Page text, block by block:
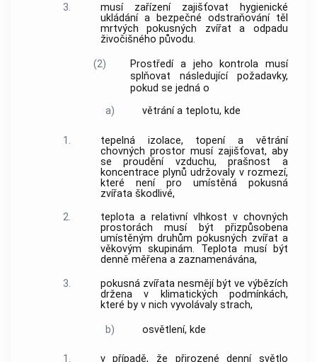
3.
musí zařízenízajišťovat hygienické
ukládání a bezpečné odstraňování těl
mrtvýchpokusných zvířat a odpadu
živočišného původu.
(2)
Prostředí a jeho kontrola musí
splňovat následující požadavky,
pokud se jedná o
a)
větrání a teplotu, kde
1.
tepelná izolace, topení a větrání
chovných prostor musí zajišťovat, aby
se proudění vzduchu, prašnost a
koncentrace plynů udržovaly v rozmezí,
které není pro umístěná pokusná
zvířataškodlivé,
2.
teplota a relativní vlhkost v chovných
prostorách musí být přizpůsobena
umístěným druhůmpokusných zvířat a
věkovým skupinám. Teplota musí být
denně měřena a zaznamenávána,
3.
pokusná zvířatanesmějí být ve výbězích
držena v klimatických podmínkách,
které by v nich vyvolávaly strach,
b) osvětlení, kde
1.
v případě, že přirozené denní světlo